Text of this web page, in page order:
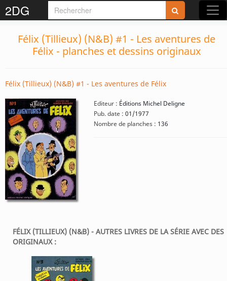
2DG
Félix (Tillieux) (N&B) #1 - Les aventures de
Félix - planches et dessins originaux
Félix (Tillieux) (N&B) #1 - Les aventures de Félix
Editeur : Éditions Michel Deligne
Pub. date : 01/1977
Nombre de planches : 136
FÉLIX (TILLIEUX) (N&B) - AUTRES LIVRES DE LA SÉRIE AVEC DES
ORIGINAUX :